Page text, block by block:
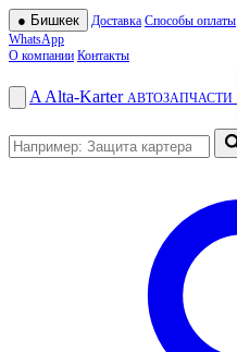
● Бишкек Доставка Способы оплаты
WhatsApp
О компании Контакты
A Alta-Karter АВТОЗАПЧАСТИ